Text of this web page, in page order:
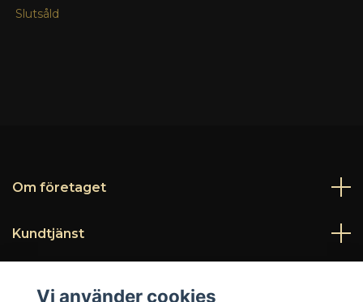
Slutsåld
Om företaget
Kundtjänst
Vi använder cookies